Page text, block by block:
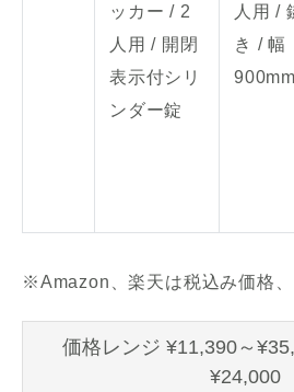
ッカー / 2
人用 / 開閉
表示付シリ
ンダー錠
人用 /
き / 幅
900mm
※Amazon、楽天は税込み価格
価格レンジ ¥11,390～
¥24,000